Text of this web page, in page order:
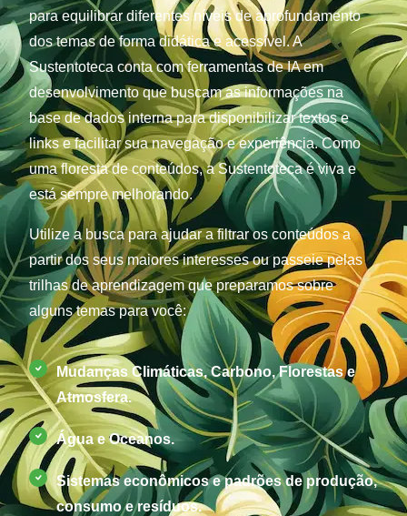
para equilibrar diferentes níveis de aprofundamento
dos temas de forma didática e acessível. A
Sustentoteca conta com ferramentas de IA em
desenvolvimento que buscam as informações na
base de dados interna para disponibilizar textos e
links e facilitar sua navegação e experiência. Como
uma floresta de conteúdos, a Sustentoteca é viva e
está sempre melhorando.
Utilize a busca para ajudar a filtrar os conteúdos a
partir dos seus maiores interesses ou passeie pelas
trilhas de aprendizagem que preparamos sobre
alguns temas para você:
Mudanças Climáticas, Carbono, Florestas e
Atmosfera.
Água e Oceanos.
Sistemas econômicos e padrões de produção,
consumo e resíduos.